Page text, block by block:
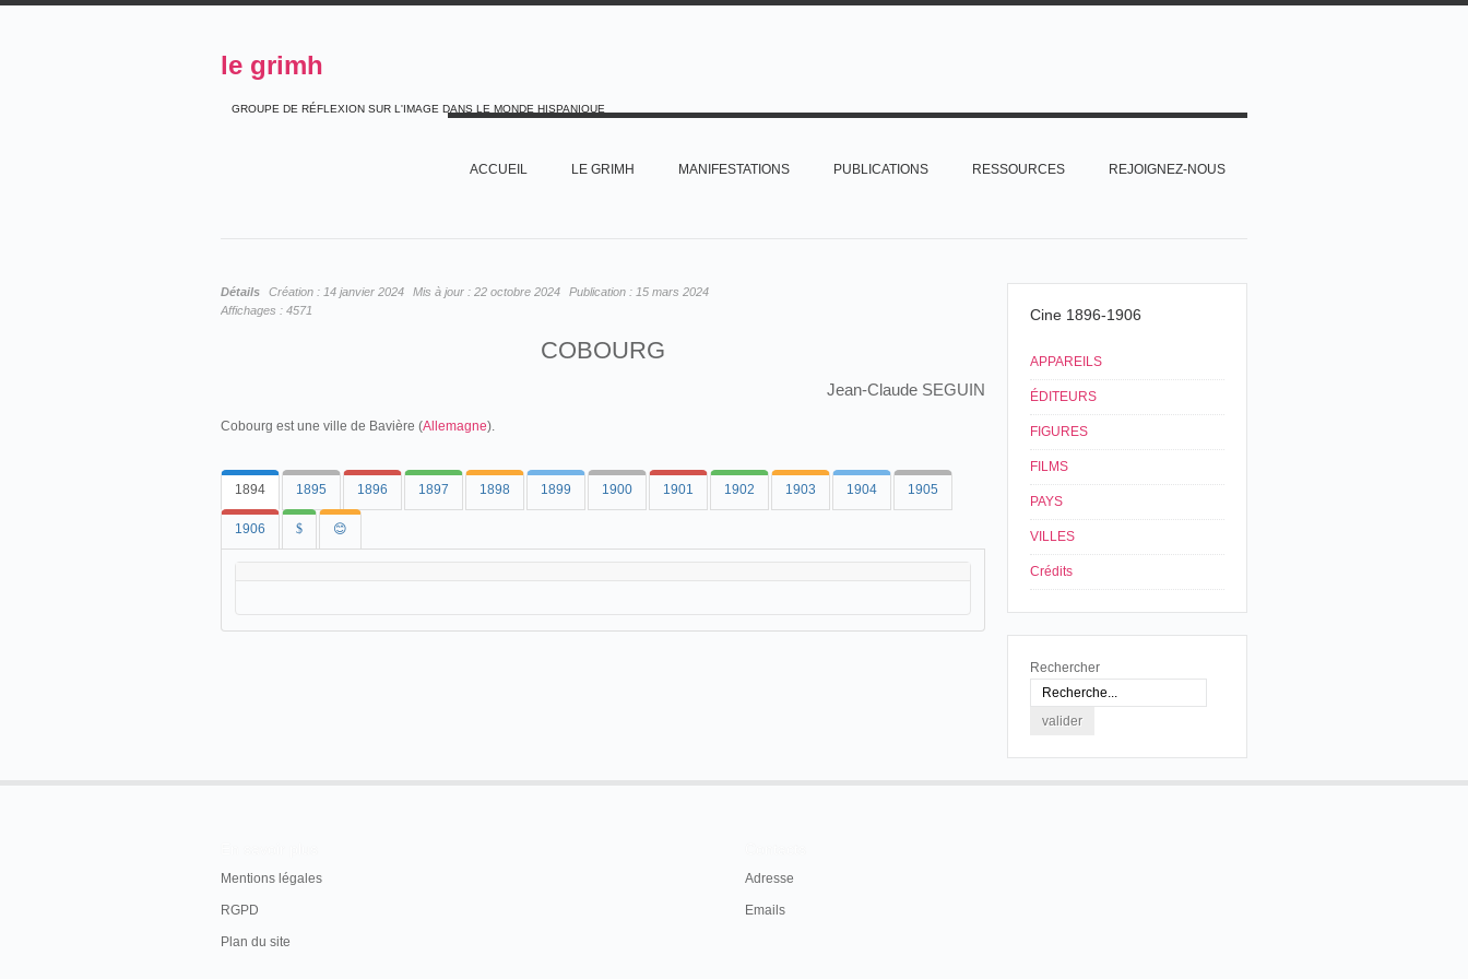
le grimh
GROUPE DE RÉFLEXION SUR L'IMAGE DANS LE MONDE HISPANIQUE
ACCUEIL LE GRIMH MANIFESTATIONS PUBLICATIONS RESSOURCES REJOIGNEZ-NOUS
Détails Création : 14 janvier 2024 Mis à jour : 22 octobre 2024 Publication : 15 mars 2024
Affichages : 4571
COBOURG
Jean-Claude SEGUIN
Cobourg est une ville de Bavière (Allemagne).
1894 1895 1896 1897 1898 1899 1900 1901 1902 1903 1904 1905
1906 $ 😊
Cine 1896-1906
APPAREILS
ÉDITEURS
FIGURES
FILMS
PAYS
VILLES
Crédits
Rechercher
Mentions légales
RGPD
Plan du site
Adresse
Emails